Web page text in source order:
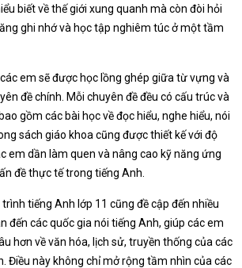
biết về thế giới xung quanh mà còn đòi hỏi
ghi nhớ và học tập nghiêm túc ở một tầm
em sẽ được học lồng ghép giữa từ vựng và
đề chính. Mỗi chuyên đề đều có cấu trúc và
gồm các bài học về đọc hiểu, nghe hiểu, nói
sách giáo khoa cũng được thiết kế với độ
em dần làm quen và nâng cao kỹ năng ứng
đề thực tế trong tiếng Anh.
tiếng Anh lớp 11 cũng đề cập đến nhiều
đến các quốc gia nói tiếng Anh, giúp các em
hơn về văn hóa, lịch sử, truyền thống của các
Điều này không chỉ mở rộng tầm nhìn của các